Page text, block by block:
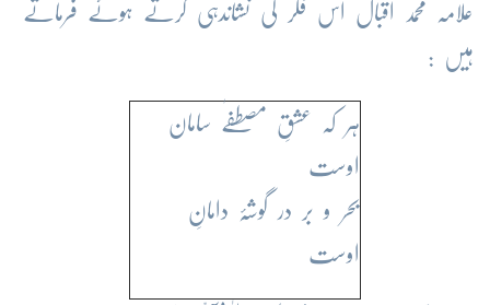
علامہ محمد اقبال اس فکر کی نشاندہی کرتے ہوئے فرماتے
ہیں :
ہر کہ عشقِ مصطفٰے سامان
اوست
بحر و بر در گوشۂ دامانِ
اوست